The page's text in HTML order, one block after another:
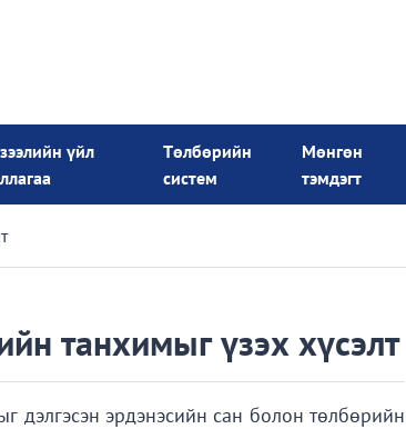
үйл
Төлбөрийн
систем
Мөнгөн
тэмдэгт
танхимыг үзэх хүсэлт
дэлгэсэн эрдэнэсийн сан болон төлбөрийн